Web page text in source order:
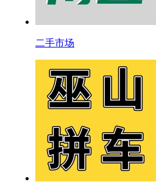
二手市场